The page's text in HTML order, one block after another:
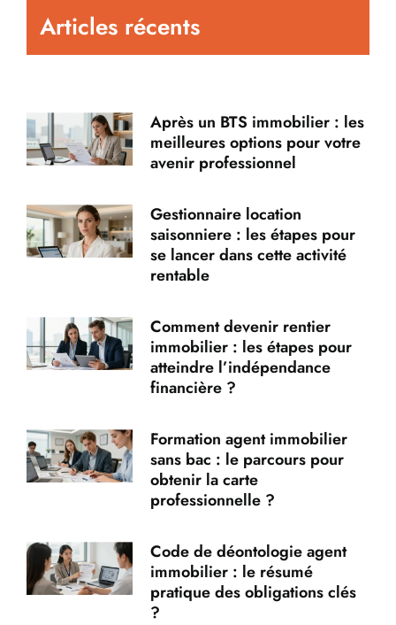
Articles récents
Après un BTS immobilier : les
meilleures options pour votre
avenir professionnel
Gestionnaire location
saisonniere : les étapes pour
se lancer dans cette activité
rentable
Comment devenir rentier
immobilier : les étapes pour
atteindre l’indépendance
financière ?
Formation agent immobilier
sans bac : le parcours pour
obtenir la carte
professionnelle ?
Code de déontologie agent
immobilier : le résumé
pratique des obligations clés
?